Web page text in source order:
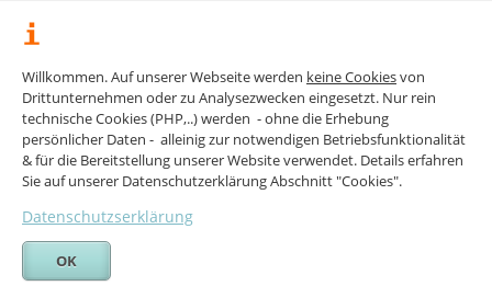
Willkommen. Auf unserer Webseite werden keine Cookiesvon
Drittunternehmen oder zu Analysezwecken eingesetzt. Nur rein
technische Cookies (PHP,..) werden - ohne die Erhebung
persönlicher Daten - alleinig zur notwendigen Betriebsfunktionalität
& für die Bereitstellung unserer Website verwendet. Details erfahren
Sie auf unserer Datenschutzerklärung Abschnitt "Cookies".
Datenschutzserklärung
OK